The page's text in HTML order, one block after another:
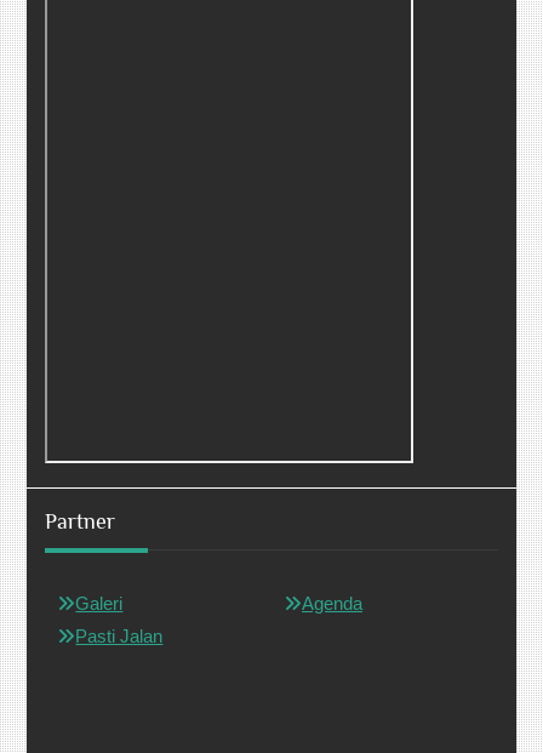
Partner
Galeri
Pasti Jalan
Agenda